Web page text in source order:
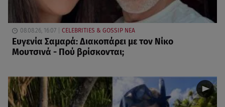
08.08.26, 16:07 CELEBRITIES & GOSSIP ΝΕΑ
Ευγενία Σαμαρά: Διακοπάρει με τον Νίκο
Μουτσινά - Πού βρίσκονται;